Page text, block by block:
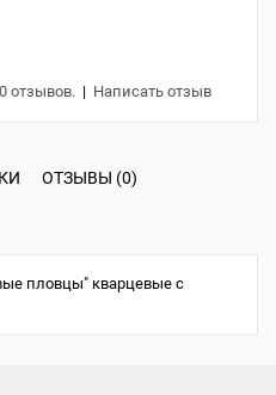
отзывов. | Написать отзыв
ОТЗЫВЫ (0)
пловцы" кварцевые с